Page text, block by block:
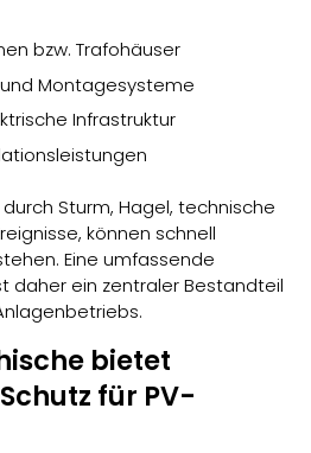
bzw. Trafohäuser
Montagesysteme
Infrastruktur
Sturm, Hagel, technische
können schnell
Eine umfassende
daher ein zentraler Bestandteil
bietet
für PV-